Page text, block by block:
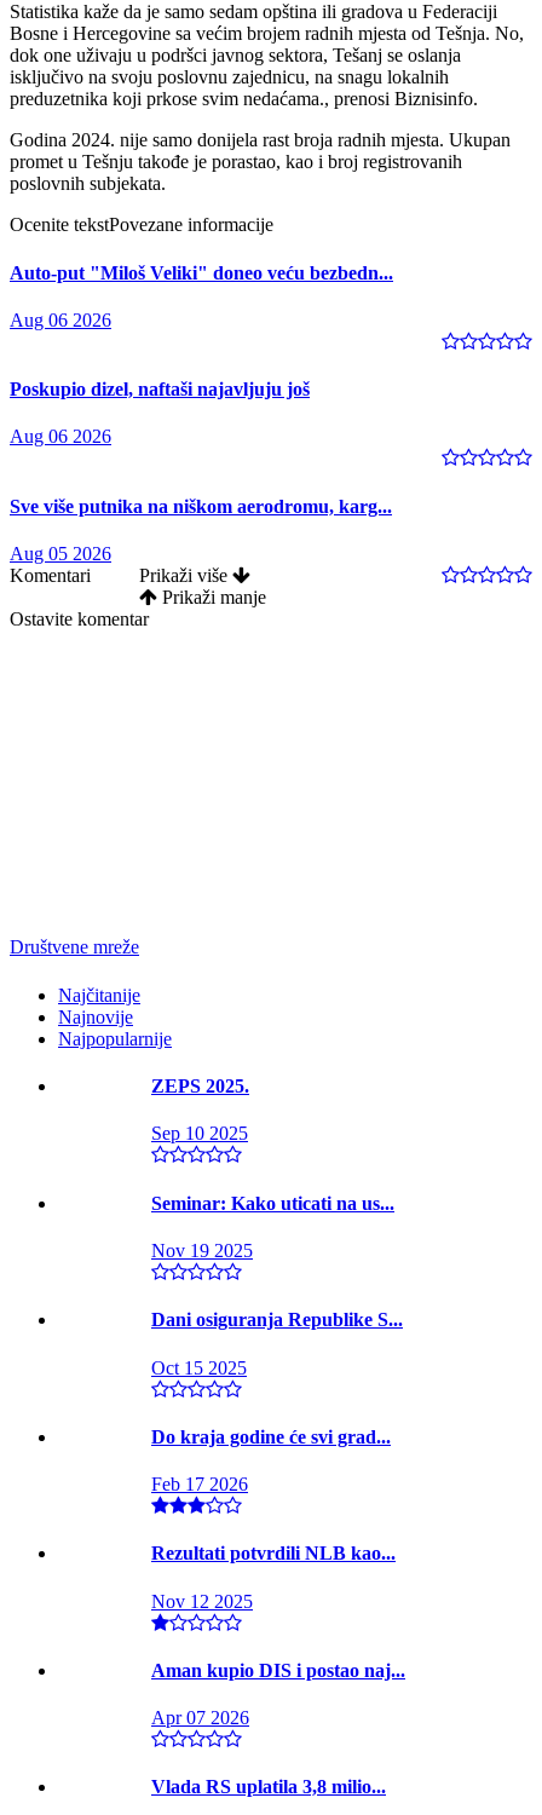
​Statistika kaže da je samo sedam opština ili gradova u Federaciji
Bosne i Hercegovine sa većim brojem radnih mjesta od Tešnja. No,
dok one uživaju u podršci javnog sektora, Tešanj se oslanja
isključivo na svoju poslovnu zajednicu, na snagu lokalnih
preduzetnika koji prkose svim nedaćama., prenosi Biznisinfo.
Godina 2024. nije samo donijela rast broja radnih mjesta. Ukupan
promet u Tešnju takođe je porastao, kao i broj registrovanih
poslovnih subjekata.
Ocenite tekstPovezane informacije
Auto-put "Miloš Veliki" doneo veću bezbedn...
Aug 06 2026
Poskupio dizel, naftaši najavljuju još
Aug 06 2026
Sve više putnika na niškom aerodromu, karg...
Aug 05 2026
Komentari
Prikaži više
Prikaži manje
Ostavite komentar
Društvene mreže
Najčitanije
Najnovije
Najpopularnije
ZEPS 2025.
Sep 10 2025
Seminar: Kako uticati na us...
Nov 19 2025
Dani osiguranja Republike S...
Oct 15 2025
Do kraja godine će svi grad...
Feb 17 2026
Rezultati potvrdili NLB kao...
Nov 12 2025
Aman kupio DIS i postao naj...
Apr 07 2026
Vlada RS uplatila 3,8 milio...